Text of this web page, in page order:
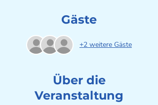
Gäste
+2 weitere Gäste
Über die
Veranstaltung